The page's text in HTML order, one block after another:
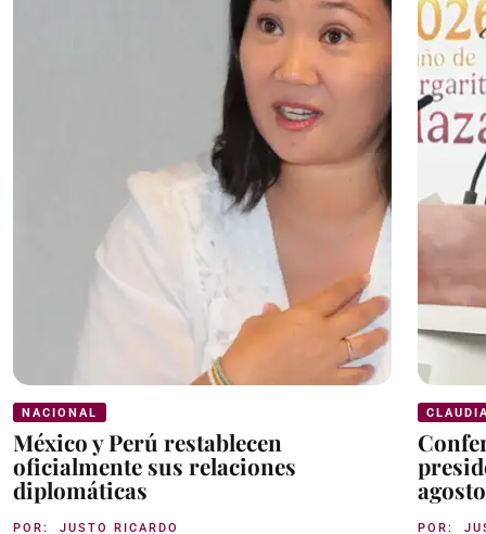
NACIONAL
México y Perú restablecen
oficialmente sus relaciones
diplomáticas
POR: JUSTO RICARDO
POR: